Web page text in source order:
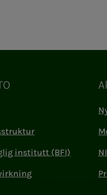
institutt (BFI)